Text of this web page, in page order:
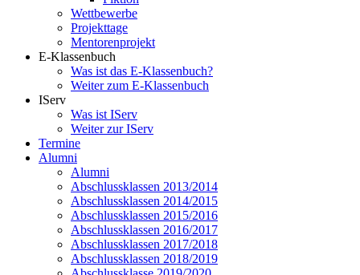
Wettbewerbe
Projekttage
Mentorenprojekt
E-Klassenbuch
Was ist das E-Klassenbuch?
Weiter zum E-Klassenbuch
IServ
Was ist IServ
Weiter zur IServ
Termine
Alumni
Alumni
Abschlussklassen 2013/2014
Abschlussklassen 2014/2015
Abschlussklassen 2015/2016
Abschlussklassen 2016/2017
Abschlussklassen 2017/2018
Abschlussklassen 2018/2019